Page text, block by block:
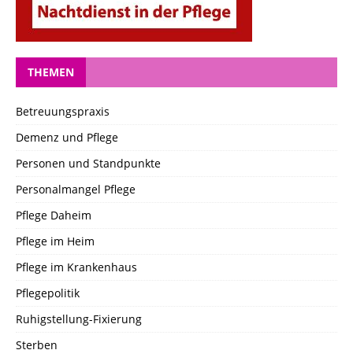
THEMEN
Betreuungspraxis
Demenz und Pflege
Personen und Standpunkte
Personalmangel Pflege
Pflege Daheim
Pflege im Heim
Pflege im Krankenhaus
Pflegepolitik
Ruhigstellung-Fixierung
Sterben